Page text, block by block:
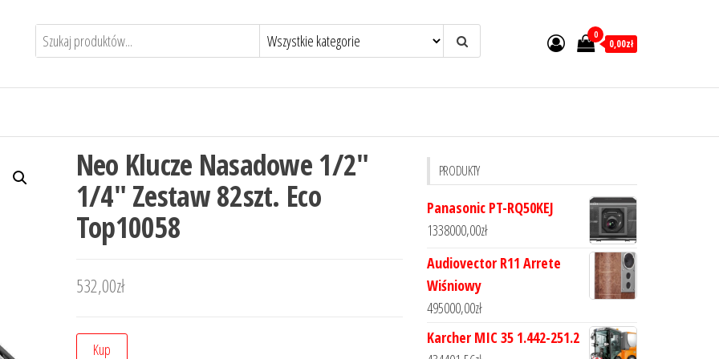
0
0,00zł
Neo Klucze Nasadowe 1/2″
1/4″ Zestaw 82szt. Eco
Top10058
532,00zł
Kup
PRODUKTY
Panasonic PT-RQ50KEJ
1338000,00zł
Audiovector R11 Arrete
Wiśniowy
495000,00zł
Karcher MIC 35 1.442-251.2